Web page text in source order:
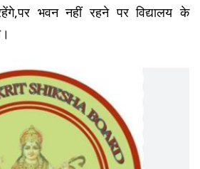
रहेंगे,पर भवन नहीं रहने पर विद्यालय के